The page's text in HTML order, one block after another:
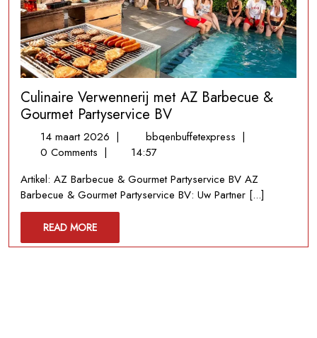
Culinaire Verwennerij met AZ Barbecue &
Gourmet Partyservice BV
14 maart 2026 14
maart
| bbqenbuffetexpress Culinaire
AZ
Barbecue
Partyservice
|
0 Comments |
14:57
Artikel: AZ Barbecue & Gourmet Partyservice BV AZ
Barbecue & Gourmet Partyservice BV: Uw Partner [...]
READ MOREREAD
MORE